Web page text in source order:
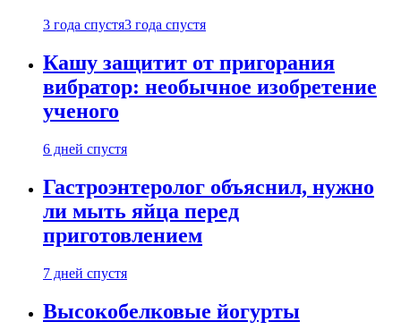
3 года спустя3 года спустя
Кашу защитит от пригорания
вибратор: необычное изобретение
ученого
6 дней спустя
Гастроэнтеролог объяснил, нужно
ли мыть яйца перед
приготовлением
7 дней спустя
Высокобелковые йогурты